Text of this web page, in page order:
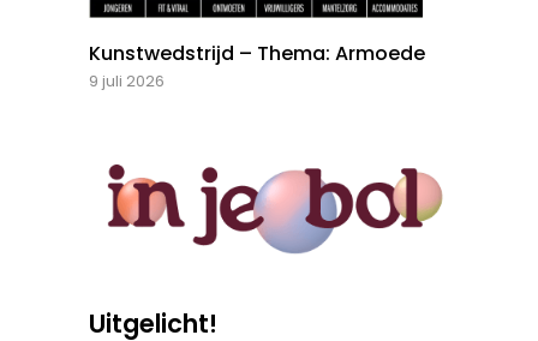
Kunstwedstrijd – Thema: Armoede
9 juli 2026
Uitgelicht!